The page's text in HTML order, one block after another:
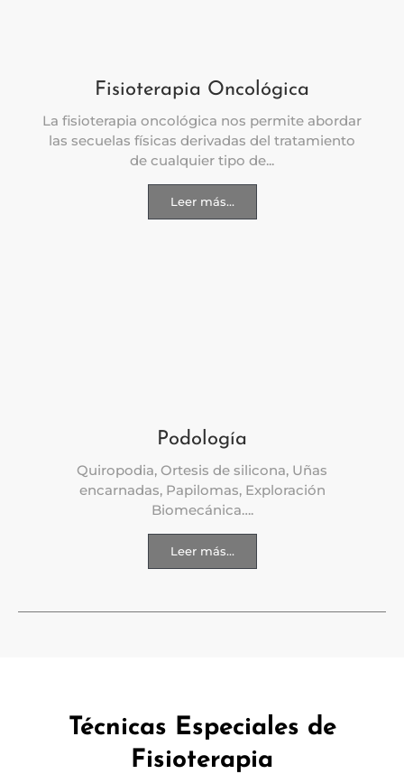
Fisioterapia Oncológica
La fisioterapia oncológica nos permite abordar
las secuelas físicas derivadas del tratamiento
de cualquier tipo de...
Leer más...
Podología
Quiropodia, Ortesis de silicona, Uñas
encarnadas, Papilomas, Exploración
Biomecánica….
Leer más...
Técnicas Especiales de
Fisioterapia